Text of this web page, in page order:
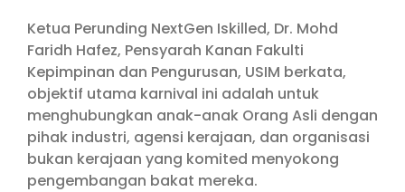
Ketua Perunding NextGen Iskilled, Dr. Mohd
Faridh Hafez, Pensyarah Kanan Fakulti
Kepimpinan dan Pengurusan, USIM berkata,
objektif utama karnival ini adalah untuk
menghubungkan anak-anak Orang Asli dengan
pihak industri, agensi kerajaan, dan organisasi
bukan kerajaan yang komited menyokong
pengembangan bakat mereka.